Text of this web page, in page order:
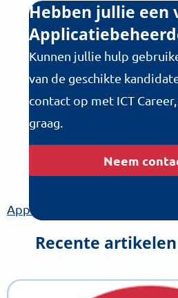
Hebben jullie een
Kunnen jullie hulp
van de geschikte
contact op met ICT
graag.
Neem
Applicatiebeheerder
Recente
Lees